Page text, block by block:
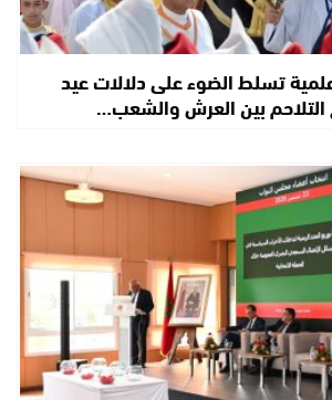
تسلط الضوء على دلالات عيد
بين العرش والشعب…